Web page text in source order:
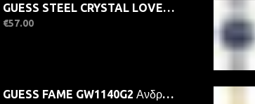
GUESS STEEL CRYSTAL LOVE JUBR06363JWYG-No.56 Δαχτυλίδι Χρυσό Με Καρδιά
€57.00
GUESS FAME GW1140G2 Ανδρικό Ρολόι Quatrz Ακριβείας